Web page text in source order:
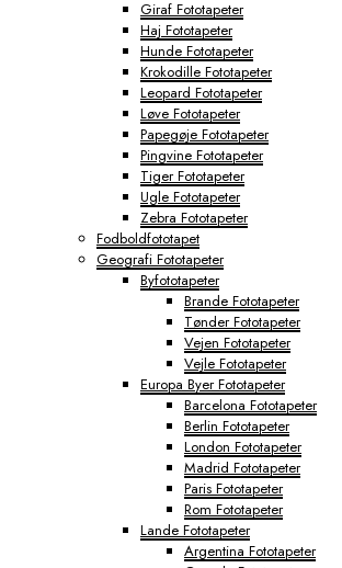
Giraf Fototapeter
Haj Fototapeter
Hunde Fototapeter
Krokodille Fototapeter
Leopard Fototapeter
Løve Fototapeter
Papegøje Fototapeter
Pingvine Fototapeter
Tiger Fototapeter
Ugle Fototapeter
Zebra Fototapeter
Fodboldfototapet
Geografi Fototapeter
Byfototapeter
Brande Fototapeter
Tønder Fototapeter
Vejen Fototapeter
Vejle Fototapeter
Europa Byer Fototapeter
Barcelona Fototapeter
Berlin Fototapeter
London Fototapeter
Madrid Fototapeter
Paris Fototapeter
Rom Fototapeter
Lande Fototapeter
Argentina Fototapeter